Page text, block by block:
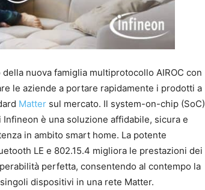
nuova famiglia multiprotocollo AIROC con
le aziende a portare rapidamente i prodotti a
Matter sul mercato. Il system-on-chip (SoC)
Infineon è una soluzione affidabile, sicura e
in ambito smart home. La potente
LE e 802.15.4 migliora le prestazioni dei
perfetta, consentendo al contempo la
dispositivi in ​​una rete Matter.